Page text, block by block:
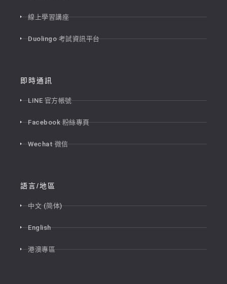
線上學習講座
Duolingo 考試資訊平台
即時通訊
LINE 官方帳號
Facebook 粉絲專頁
Wechat 微信
語言/地區
中文 (简体)
English
港澳專區